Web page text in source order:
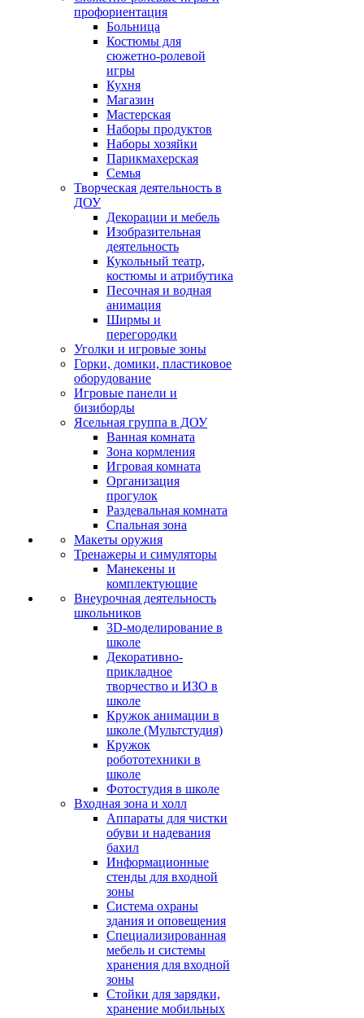
профориентация
Больница
Костюмы для
сюжетно-ролевой
игры
Кухня
Магазин
Мастерская
Наборы продуктов
Наборы хозяйки
Парикмахерская
Семья
Творческая деятельность в
ДОУ
Декорации и мебель
Изобразительная
деятельность
Кукольный театр,
костюмы и атрибутика
Песочная и водная
анимация
Ширмы и
перегородки
Уголки и игровые зоны
Горки, домики, пластиковое
оборудование
Игровые панели и
бизиборды
Ясельная группа в ДОУ
Ванная комната
Зона кормления
Игровая комната
Организация
прогулок
Раздевальная комната
Спальная зона
Макеты оружия
Тренажеры и симуляторы
Манекены и
комплектующие
Внеурочная деятельность
школьников
3D-моделирование в
школе
Декоративно-
прикладное
творчество и ИЗО в
школе
Кружок анимации в
школе (Мультстудия)
Кружок
робототехники в
школе
Фотостудия в школе
Входная зона и холл
Аппараты для чистки
обуви и надевания
бахил
Информационные
стенды для входной
зоны
Система охраны
здания и оповещения
Специализированная
мебель и системы
хранения для входной
зоны
Стойки для зарядки,
хранение мобильных